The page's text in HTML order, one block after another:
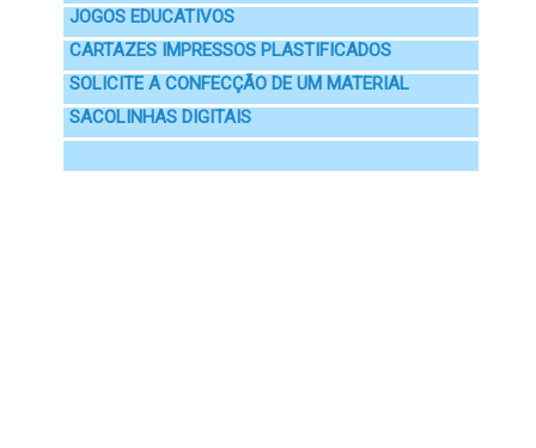
JOGOS EDUCATIVOS
CARTAZES IMPRESSOS PLASTIFICADOS
SOLICITE A CONFECÇÃO DE UM MATERIAL
SACOLINHAS DIGITAIS